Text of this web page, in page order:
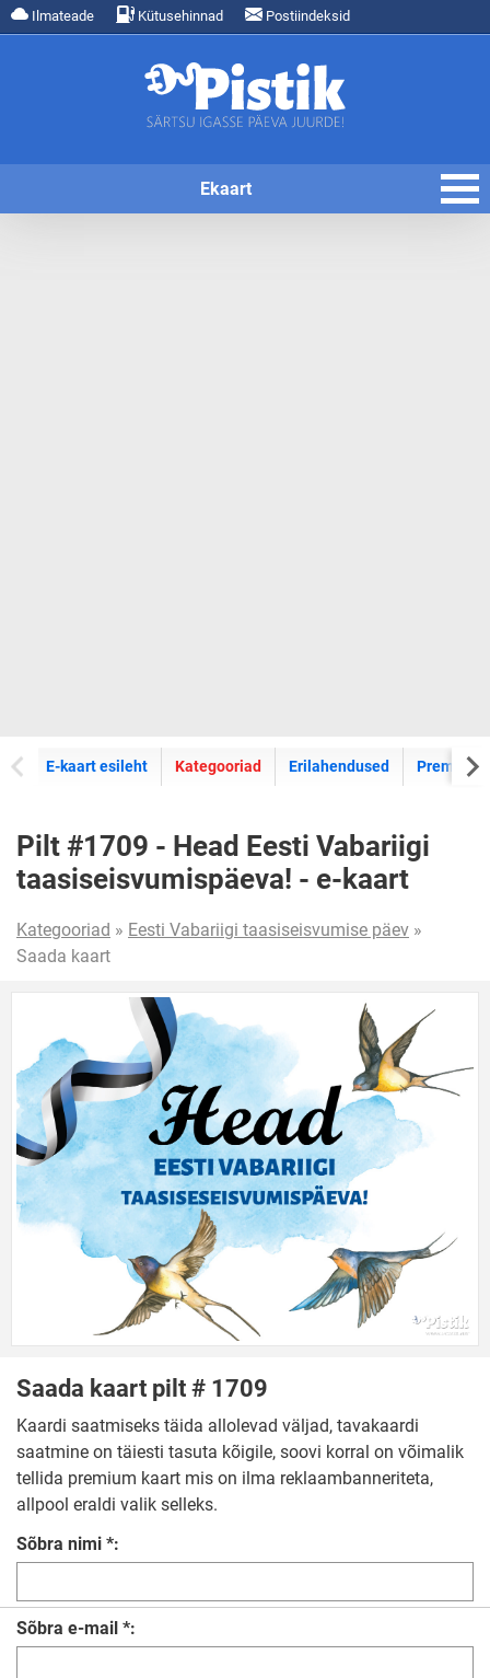
Ilmateade Kütusehinnad Postiindeksid
Ekaart
E-kaart esileht E-kaartide
Kategooriad Erilahendused Premium
Pilt #1709 - Head Eesti Vabariigi
taasiseisvumispäeva! - e-kaart
Kategooriad » Eesti Vabariigi taasiseisvumise päev »
Saada kaart
Saada kaart pilt # 1709
Kaardi saatmiseks täida allolevad väljad, tavakaardi
saatmine on täiesti tasuta kõigile, soovi korral on võimalik
tellida premium kaart mis on ilma reklaambanneriteta,
allpool eraldi valik selleks.
Sõbra nimi *:
Sõbra e-mail *: